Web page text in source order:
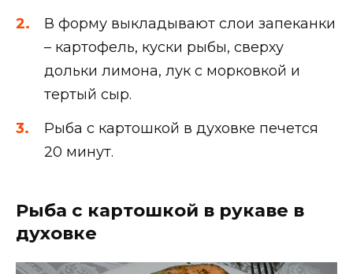
В форму выкладывают слои запеканки
– картофель, куски рыбы, сверху
дольки лимона, лук с морковкой и
тертый сыр.
Рыба с картошкой в духовке печется
20 минут.
Рыба с картошкой в рукаве в
духовке